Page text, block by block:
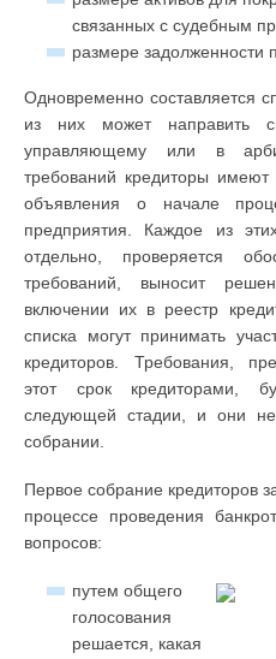
связанных с судебным
размере задолженности
Одновременно составляется
из них может направить
управляющему или в
требований кредиторы
объявления о начале
предприятия. Каждое из
отдельно, проверяется
требований, выносит
включении их в реестр
списка могут принимать
кредиторов. Требования,
этот срок кредиторами,
следующей стадии, и они
собрании.
Первое собрание кредиторов
процессе проведения
вопросов:
путем общего
голосования
решается, какая